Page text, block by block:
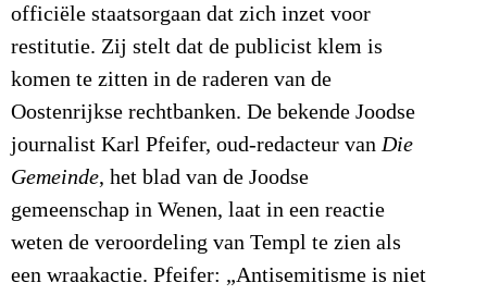
officiële staatsorgaan dat zich inzet voor
restitutie. Zij stelt dat de publicist klem is
komen te zitten in de raderen van de
Oostenrijkse rechtbanken. De bekende Joodse
journalist Karl Pfeifer, oud-redacteur vanDie
Gemeinde, het blad van de Joodse
gemeenschap in Wenen, laat in een reactie
weten de veroordeling van Templ te zien als
een wraakactie. Pfeifer: „Antisemitisme is niet